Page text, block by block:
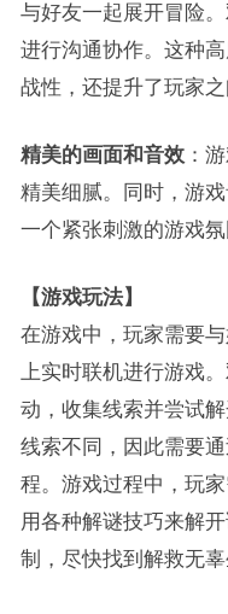
与好友一起展开冒险
进行沟通协作。这种
战性，还提升了玩家之
精美的画面和音效：
精美细腻。同时，游
一个紧张刺激的游戏氛
【游戏玩法】
在游戏中，玩家需要
上实时联机进行游戏
动，收集线索并尝试
线索不同，因此需要
程。游戏过程中，玩
用各种解谜技巧来解
制，尽快找到解救无辜